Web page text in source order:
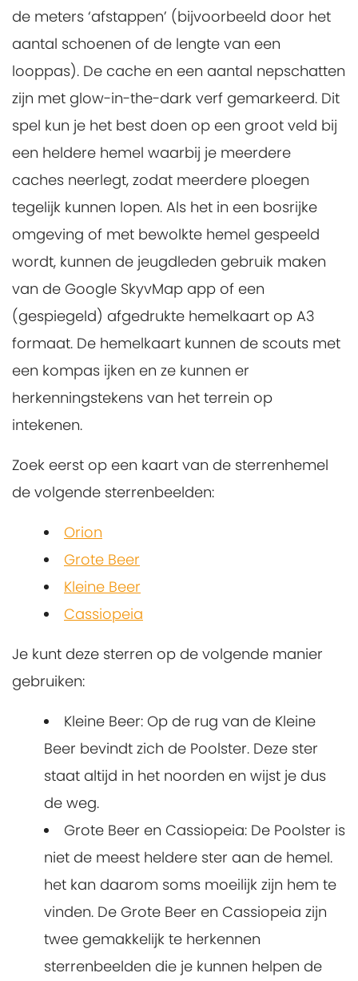
de meters ‘afstappen’ (bijvoorbeeld door het
aantal schoenen of de lengte van een
looppas). De cache en een aantal nepschatten
zijn met glow-in-the-dark verf gemarkeerd. Dit
spel kun je het best doen op een groot veld bij
een heldere hemel waarbij je meerdere
caches neerlegt, zodat meerdere ploegen
tegelijk kunnen lopen. Als het in een bosrijke
omgeving of met bewolkte hemel gespeeld
wordt, kunnen de jeugdleden gebruik maken
van de Google SkyvMap app of een
(gespiegeld) afgedrukte hemelkaart op A3
formaat. De hemelkaart kunnen de scouts met
een kompas ijken en ze kunnen er
herkenningstekens van het terrein op
intekenen.
Zoek eerst op een kaart van de sterrenhemel
de volgende sterrenbeelden:
Orion
Grote Beer
Kleine Beer
Cassiopeia
Je kunt deze sterren op de volgende manier
gebruiken:
Kleine Beer: Op de rug van de Kleine
Beer bevindt zich de Poolster. Deze ster
staat altijd in het noorden en wijst je dus
de weg.
Grote Beer en Cassiopeia: De Poolster is
niet de meest heldere ster aan de hemel.
het kan daarom soms moeilijk zijn hem te
vinden. De Grote Beer en Cassiopeia zijn
twee gemakkelijk te herkennen
sterrenbeelden die je kunnen helpen de